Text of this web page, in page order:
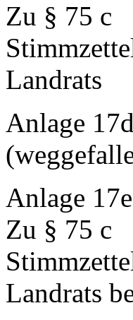
Zu § 75 c
Landrats
Anlage 17d
Anlage 17e
Zu § 75 c
Landrats